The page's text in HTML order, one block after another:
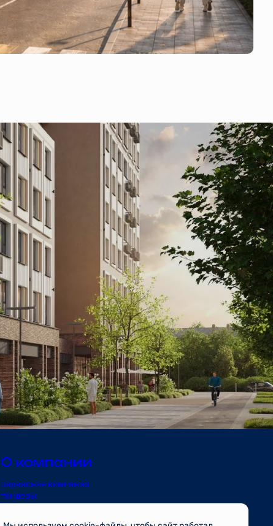
О компании
сервисная компания
тендеры